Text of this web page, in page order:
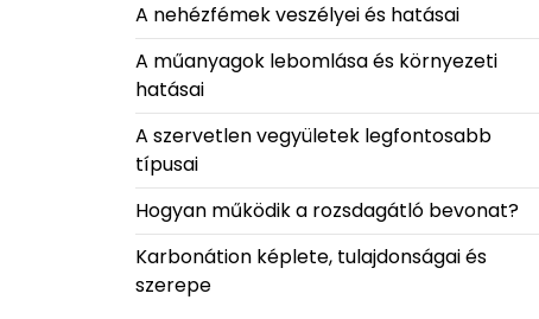
A nehézfémek veszélyei és hatásai
A műanyagok lebomlása és környezeti
hatásai
A szervetlen vegyületek legfontosabb
típusai
Hogyan működik a rozsdagátló bevonat?
Karbonátion képlete, tulajdonságai és
szerepe